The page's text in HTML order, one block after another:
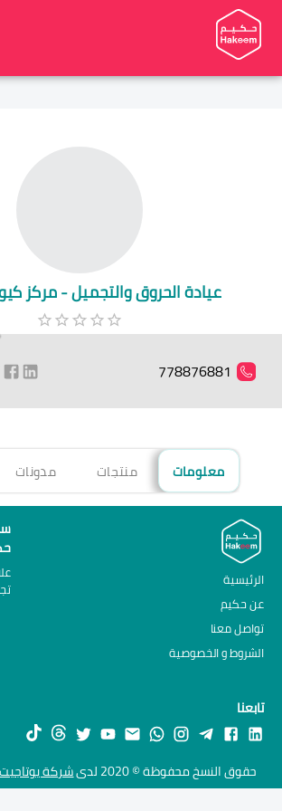
عيادة الحروق والتجميل - مركز
778876881
معلومات منتجات مدونات
الرئيسية
عن حكيم
تواصل معنا
الشروط و الخصوصية
تابعنا
حقوق النسخ محفوظة © 2020 لدى شركة